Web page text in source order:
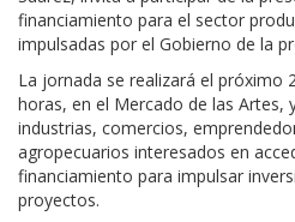
financiamiento para el sector
impulsadas por el Gobierno de la
La jornada se realizará el próximo
horas, en el Mercado de las Artes,
industrias, comercios,
agropecuarios interesados en
financiamiento para impulsar
proyectos.